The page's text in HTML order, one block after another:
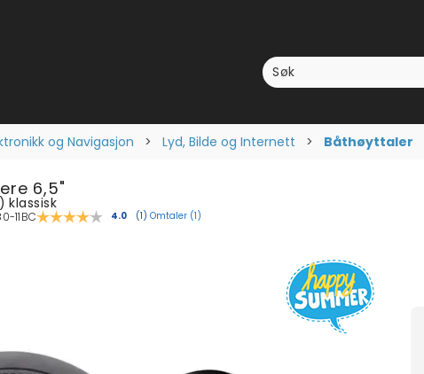
og Navigasjon > Lyd, Bilde og Internett > Båthøyttaler
6,5"
11BC Gjennomsnittskarakter:
4.0 (stemmer:
1) Omtaler (1)